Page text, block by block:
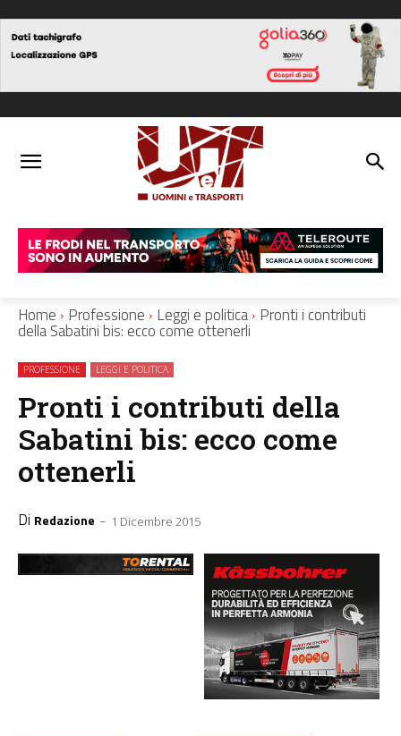
Home Professione Leggi e politica Pronti i contributi
della Sabatini bis: ecco come ottenerli
PROFESSIONE LEGGI E POLITICA
Pronti i contributi della
Sabatini bis: ecco come
ottenerli
Di Redazione - 1 Dicembre 2015